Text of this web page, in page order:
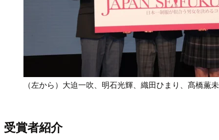
（左から）大迫一吹、明石光輝、織田ひまり、髙橋薫未
受賞者紹介